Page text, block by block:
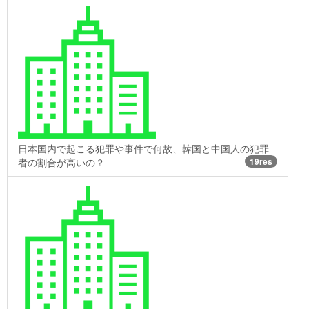
日本国内で起こる犯罪や事件で何故、韓国と中国人の犯罪
者の割合が高いの？
19res